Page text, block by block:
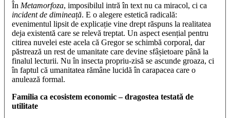
În Metamorfoza, imposibilul intră în text nu ca miracol, ci ca
incident de dimineață. E o alegere estetică radicală:
evenimentul lipsit de explicație vine drept răspuns la realitatea
deja existentă care se relevă treptat. Un aspect esențial pentru
citirea nuvelei este acela că Gregor se schimbă corporal, dar
păstrează un rest de umanitate care devine sfâșietoare până la
finalul lecturii. Nu în insecta propriu-zisă se ascunde groaza, ci
în faptul că umanitatea rămâne lucidă în carapacea care o
anulează formal.
Familia ca ecosistem economic – dragostea testată de
utilitate